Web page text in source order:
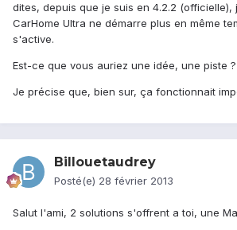
dites, depuis que je suis en 4.2.2 (officielle),
CarHome Ultra ne démarre plus en même
s'active.
Est-ce que vous auriez une idée, une piste ?
Je précise que, bien sur, ça fonctionnait
Billouetaudrey
Posté(e) 28 février 2013
Salut l'ami, 2 solutions s'offrent a toi, une